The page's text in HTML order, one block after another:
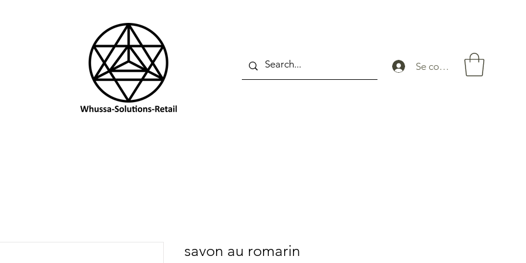
Se connecter
savon au romarin